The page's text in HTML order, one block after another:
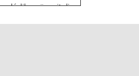
az ügyviteli
ügyvitel